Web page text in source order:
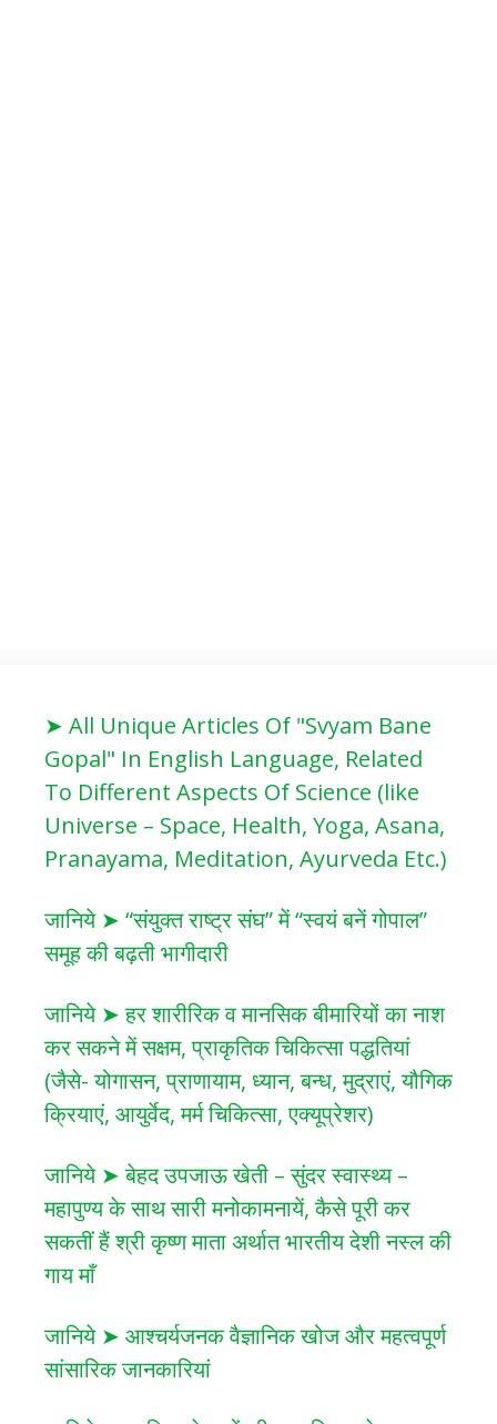
➤ All Unique Articles Of "Svyam Bane
Gopal" In English Language, Related
To Different Aspects Of Science (like
Universe – Space, Health, Yoga, Asana,
Pranayama, Meditation, Ayurveda Etc.)
जानिये ➤ “संयुक्त राष्ट्र संघ” में “स्वयं बनें गोपाल”
समूह की बढ़ती भागीदारी
जानिये ➤ हर शारीरिक व मानसिक बीमारियों का नाश
कर सकने में सक्षम, प्राकृतिक चिकित्सा पद्धतियां
(जैसे- योगासन, प्राणायाम, ध्यान, बन्ध, मुद्राएं, यौगिक
क्रियाएं, आयुर्वेद, मर्म चिकित्सा, एक्यूप्रेशर)
जानिये ➤ बेहद उपजाऊ खेती – सुंदर स्वास्थ्य –
महापुण्य के साथ सारी मनोकामनायें, कैसे पूरी कर
सकतीं हैं श्री कृष्ण माता अर्थात भारतीय देशी नस्ल की
गाय माँ
जानिये ➤ आश्चर्यजनक वैज्ञानिक खोज और महत्वपूर्ण
सांसारिक जानकारियां